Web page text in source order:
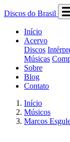
Discos do Brasil
Início
Acervo
Discos
Músicas
Sobre
Blog
Contato
Início
Músicos
Marcos